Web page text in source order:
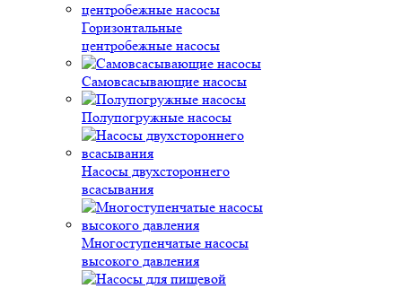
Горизонтальные
центробежные насосы
Самовсасывающие насосы
Полупогружные насосы
Насосы двухстороннего
всасывания
Многоступенчатые насосы
высокого давления